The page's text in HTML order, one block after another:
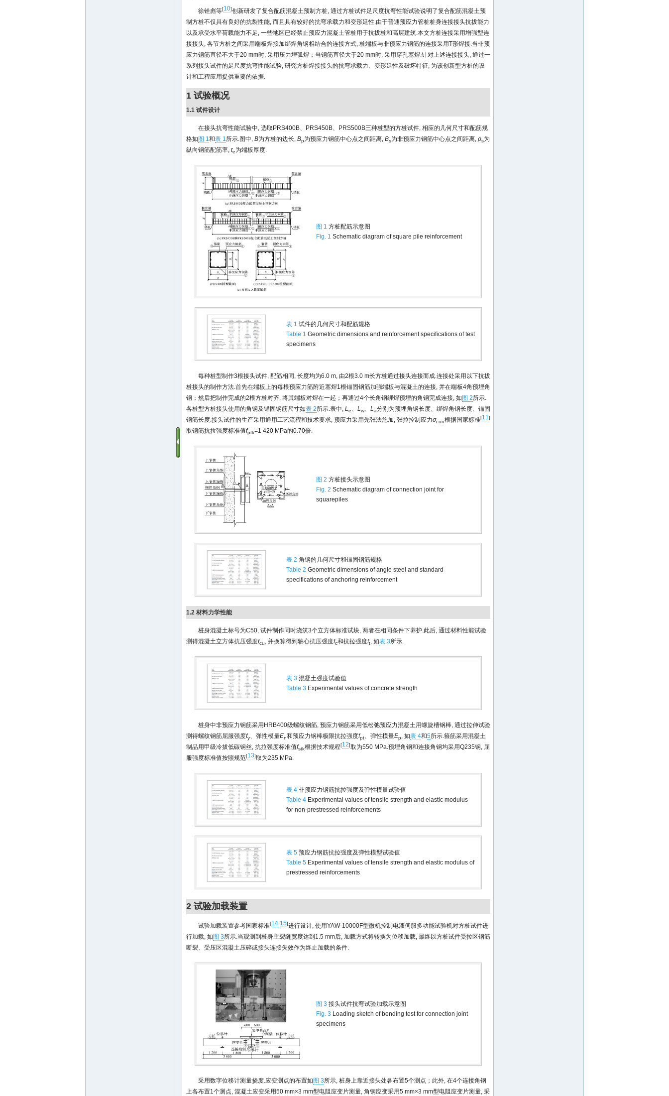
徐铨彪等[10]创新研发了复合配筋混凝土预制方桩, 通过方桩试件足尺度抗弯性能试验说明了复合配筋混凝土预
制方桩不仅具有良好的抗裂性能, 而且具有较好的抗弯承载力和变形延性.由于普通预应力管桩桩身连接接头抗拔能力
以及承受水平荷载能力不足, 一些地区已经禁止预应力混凝土管桩用于抗拔桩和高层建筑.本文方桩连接采用增强型连
接接头, 各节方桩之间采用端板焊接加绑焊角钢相结合的连接方式, 桩端板与非预应力钢筋的连接采用T形焊接.当非预
应力钢筋直径不大于20 mm时, 采用压力埋弧焊；当钢筋直径大于20 mm时, 采用穿孔塞焊.针对上述连接接头, 通过一
系列接头试件的足尺度抗弯性能试验, 研究方桩焊接接头的抗弯承载力、变形延性及破坏特征, 为该创新型方桩的设
计和工程应用提供重要的依据.
1 试验概况
1.1 试件设计
在接头抗弯性能试验中, 选取PRS400B、PRS450B、PRS500B三种桩型的方桩试件, 相应的几何尺寸和配筋规
格如 图 1和表 1所示.图中, B为方桩的边长, Bp为预应力钢筋中心点之间距离, Bs为非预应力钢筋中心点之间距离, ρs为
纵向钢筋配筋率, te为端板厚度.
图 1 方桩配筋示意图
Fig. 1 Schematic diagram of square pile reinforcement
表 1 试件的几何尺寸和配筋规格
Table 1 Geometric dimensions and reinforcement specifications of test
specimens
每种桩型制作3根接头试件, 配筋相同, 长度均为6.0 m, 由2根3.0 m长方桩通过接头连接而成.连接处采用以下抗拔
桩接头的制作方法.首先在端板上的每根预应力筋附近塞焊1根锚固钢筋加强端板与混凝土的连接, 并在端板4角预埋角
钢；然后把制作完成的2根方桩对齐, 将其端板对焊在一起；再通过4个长角钢绑焊预埋的角钢完成连接, 如 图 2所示.
各桩型方桩接头使用的角钢及锚固钢筋尺寸如表 2所示.表中, Le、 Lw、 La分别为预埋角钢长度、绑焊角钢长度、锚固
钢筋长度.接头试件的生产采用通用工艺流程和技术要求, 预应力采用先张法施加, 张拉控制应力σcon根据国家标准[11]
取钢筋抗拉强度标准值fptk=1 420 MPa的0.70倍.
图 2 方桩接头示意图
Fig. 2 Schematic diagram of connection joint for
squarepiles
表 2 角钢的几何尺寸和锚固钢筋规格
Table 2 Geometric dimensions of angle steel and standard
specifications of anchoring reinforcement
1.2 材料力学性能
桩身混凝土标号为C50, 试件制作同时浇筑3个立方体标准试块, 两者在相同条件下养护.此后, 通过材料性能试验
测得混凝土立方体抗压强度fcu, 并换算得到轴心抗压强度fc和抗拉强度ft, 如表 3所示.
表 3 混凝土强度试验值
Table 3 Experimental values of concrete strength
桩身中非预应力钢筋采用HRB400级螺纹钢筋, 预应力钢筋采用低松弛预应力混凝土用螺旋槽钢棒, 通过拉伸试验
测得螺纹钢筋屈服强度fy、弹性模量En和预应力钢棒极限抗拉强度fpt、弹性模量Ep, 如表 4和5所示.箍筋采用混凝土
制品用甲级冷拔低碳钢丝, 抗拉强度标准值fstk根据技术规程[12]取为550 MPa.预埋角钢和连接角钢均采用Q235钢, 屈
服强度标准值按照规范[13]取为235 MPa.
表 4非预应力钢筋抗拉强度及弹性模量试验值
Table 4Experimental values of tensile strength and elastic modulus
for non-prestressed reinforcements
表 5预应力钢筋抗拉强度及弹性模型试验值
Table 5Experimental values of tensile strength and elastic modulus of
prestressed reinforcements
2 试验加载装置
试验加载装置参考国家标准[14-15]进行设计, 使用YAW-10000F型微机控制电液伺服多功能试验机对方桩试件进
行加载, 如 图 3所示.当观测到桩身主裂缝宽度达到1.5 mm后, 加载方式将转换为位移加载, 最终以方桩试件受拉区钢筋
断裂、受压区混凝土压碎或接头连接失效作为终止加载的条件.
图 3 接头试件抗弯试验加载示意图
Fig. 3 Loading sketch of bending test for connection joint
specimens
采用数字位移计测量挠度.应变测点的布置如 图 3所示, 桩身上靠近接头处各布置5个测点；此外, 在4个连接角钢
上各布置1个测点, 混凝土应变采用50 mm×3 mm型电阻应变片测量, 角钢应变采用5 mm×3 mm型电阻应变片测量, 采